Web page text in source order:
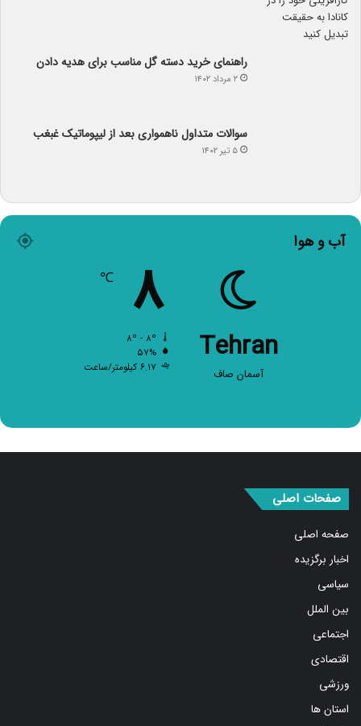
راهنمای خرید دسته گل مناسب برای هدیه دادن
۲ مرداد ۱۴۰۲
سوالات متداول ناهمواری بعد از لیپوماتیک غبغب
۵ تیر ۱۴۰۲
آب و هوا
Tehran
آسمان صاف
۸
۵۷%
۶.۱۷ کیلومتر/ساعت
صفحه اصلی
اخبار برگزیده
سیاسی
بین الملل
اجتماعی
اقتصادی
ورزشی
استان ها
فرهنگ و هنر